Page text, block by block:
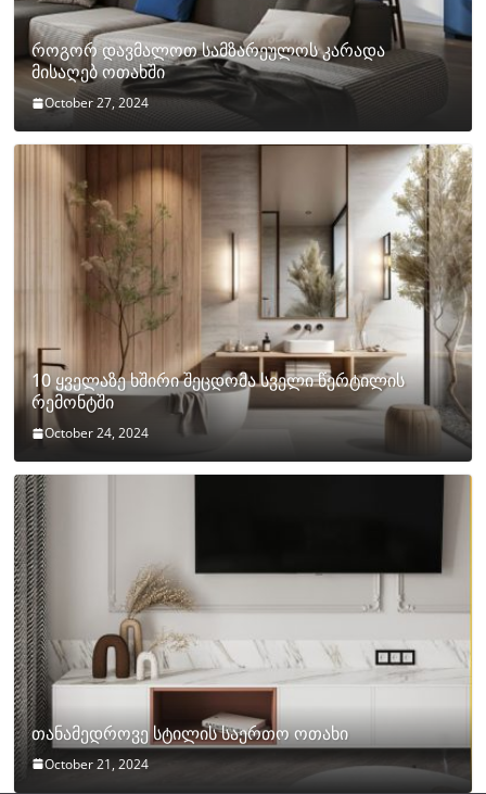
როგორ დავმალოთ სამზარეულოს კარადა
მისაღებ ოთახში
October 27, 2024
10 ყველაზე ხშირი შეცდომა სველი წერტილის
რემონტში
October 24, 2024
თანამედროვე სტილის საერთო ოთახი
October 21, 2024